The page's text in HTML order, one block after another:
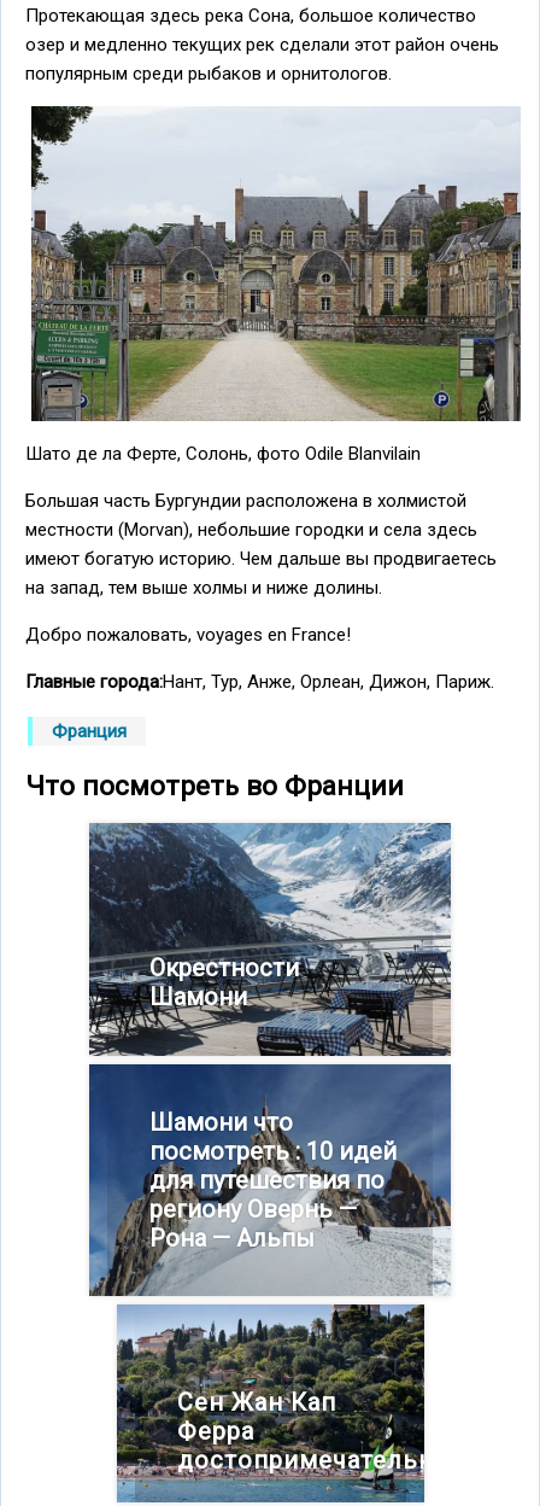
Протекающая здесь река Сона, большое количество
озер и медленно текущих рек сделали этот район очень
популярным среди рыбаков и орнитологов.
Шато де ла Ферте, Солонь, фото Odile Blanvilain
Большая часть Бургундии расположена в холмистой
местности (Morvan), небольшие городки и села здесь
имеют богатую историю. Чем дальше вы продвигаетесь
на запад, тем выше холмы и ниже долины.
Добро пожаловать, voyages en France!
Главные города:Нант, Тур, Анже, Орлеан, Дижон, Париж.
Франция
Что посмотреть во Франции
Окрестности
Шамони
Шамони что
посмотреть : 10 идей
для путешествия по
региону Овернь —
Рона — Альпы
Сен Жан Кап
Ферра
достопримечательности